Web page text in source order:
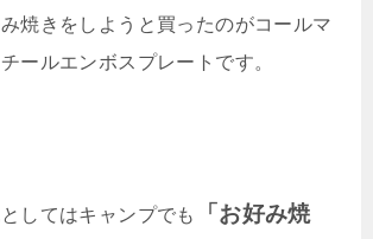
焼きをしようと買ったのがコールマ
ールエンボスプレートです。
してはキャンプでも
「お好み焼